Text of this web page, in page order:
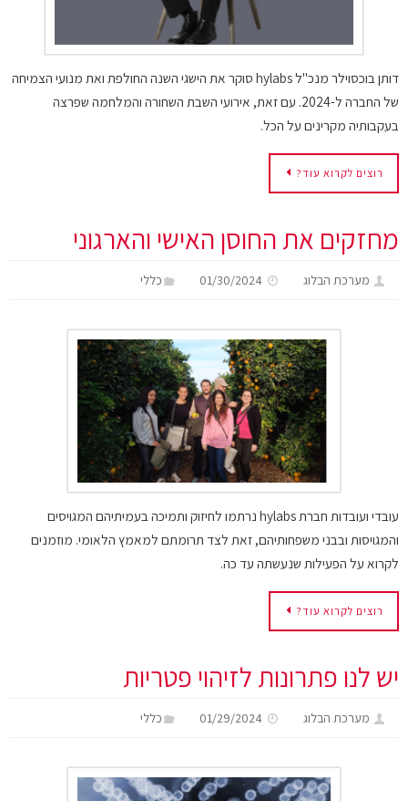
דותן בוכסוילר מנכ"ל hylabs סוקר את הישגי השנה החולפת ואת מנועי הצמיחה
של החברה ל-2024. עם זאת, אירועי השבת השחורה והמלחמה שפרצה
בעקבותיה מקרינים על הכל.
רוצים לקרוא עוד?
מחזקים את החוסן האישי והארגוני
מערכת הבלוג 01/30/2024 כללי
עובדי ועובדות חברת hylabs נרתמו לחיזוק ותמיכה בעמיתיהם המגויסים
והמגויסות ובבני משפחותיהם, זאת לצד תרומתם למאמץ הלאומי. מוזמנים
לקרוא על הפעילות שנעשתה עד כה.
רוצים לקרוא עוד?
יש לנו פתרונות לזיהוי פטריות
מערכת הבלוג 01/29/2024 כללי